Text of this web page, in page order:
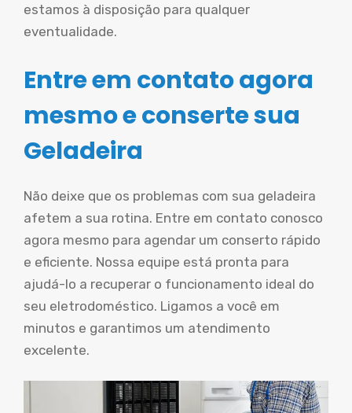
estamos à disposição para qualquer
eventualidade.
Entre em contato agora
mesmo e conserte sua
Geladeira
Não deixe que os problemas com sua geladeira
afetem a sua rotina. Entre em contato conosco
agora mesmo para agendar um conserto rápido
e eficiente. Nossa equipe está pronta para
ajudá-lo a recuperar o funcionamento ideal do
seu eletrodoméstico. Ligamos a você em
minutos e garantimos um atendimento
excelente.